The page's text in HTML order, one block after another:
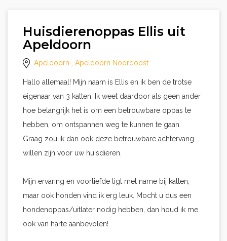
Huisdierenoppas Ellis uit
Apeldoorn
Apeldoorn , Apeldoorn Noordoost
Hallo allemaal! Mijn naam is Ellis en ik ben de trotse
eigenaar van 3 katten. Ik weet daardoor als geen ander
hoe belangrijk het is om een betrouwbare oppas te
hebben, om ontspannen weg te kunnen te gaan.
Graag zou ik dan ook deze betrouwbare achtervang
willen zijn voor uw huisdieren.
Mijn ervaring en voorliefde ligt met name bij katten,
maar ook honden vind ik erg leuk. Mocht u dus een
hondenoppas/uitlater nodig hebben, dan houd ik me
ook van harte aanbevolen!